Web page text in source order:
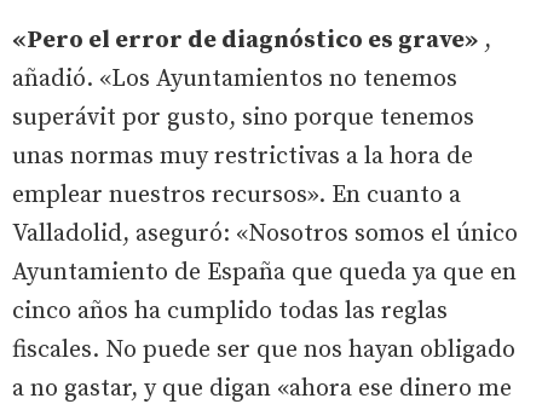
«Pero el error de diagnóstico es grave» ,
añadió. «Los Ayuntamientos no tenemos
superávit por gusto, sino porque tenemos
unas normas muy restrictivas a la hora de
emplear nuestros recursos». En cuanto a
Valladolid, aseguró: «Nosotros somos el único
Ayuntamiento de España que queda ya que en
cinco años ha cumplido todas las reglas
fiscales. No puede ser que nos hayan obligado
a no gastar, y que digan «ahora ese dinero me